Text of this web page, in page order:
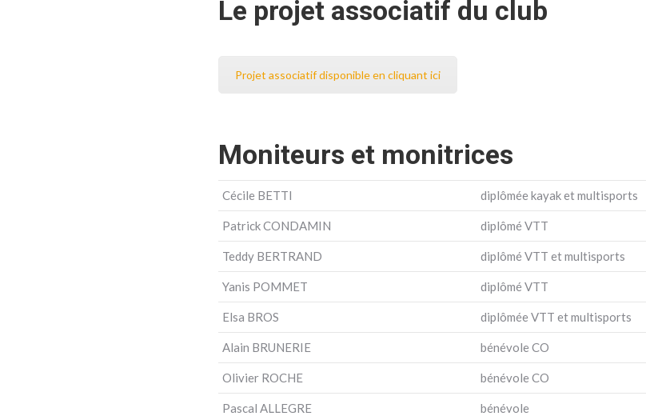
Le projet associatif du club
Projet associatif disponible en cliquant ici
Moniteurs et monitrices
Cécile BETTI diplômée kayak et multisports
Patrick CONDAMIN diplômé VTT
Teddy BERTRAND diplômé VTT et multisports
Yanis POMMET diplômé VTT
Elsa BROS diplômée VTT et multisports
Alain BRUNERIE bénévole CO
Olivier ROCHE bénévole CO
Pascal ALLEGRE bénévole